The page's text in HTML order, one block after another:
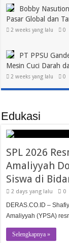
Bobby
Pasar Global dan
2 weeks yang lalu 0
PT PPSU
Mesin Cuci Darah
2 weeks yang lalu 0
Edukasi
SPL 2026
Amaliyyah
Siswa di
2 days yang lalu 0
DERAS.CO.ID –
Amaliyyah (YPSA)
Selengkapnya »